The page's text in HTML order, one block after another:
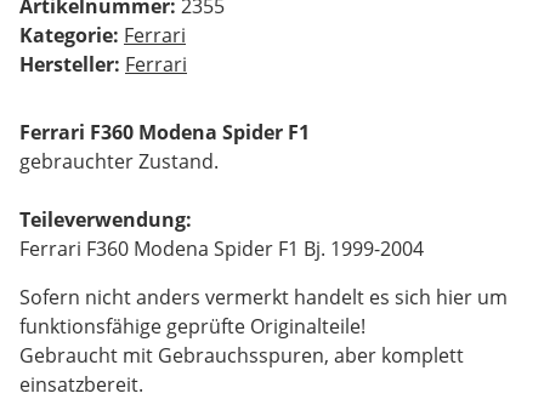
Artikelnummer: 2355
Kategorie: Ferrari
Hersteller: Ferrari
Ferrari F360 Modena Spider F1
gebrauchter Zustand.
Teileverwendung:
Ferrari F360 Modena Spider F1 Bj. 1999-2004
Sofern nicht anders vermerkt handelt es sich hier um
funktionsfähige geprüfte Originalteile!
Gebraucht mit Gebrauchsspuren, aber komplett
einsatzbereit.